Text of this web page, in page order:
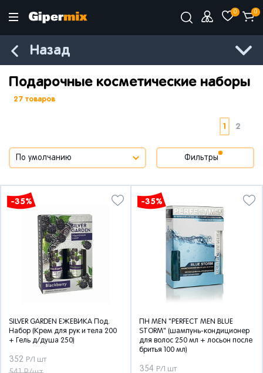
0 0
Назад
Подарочные косметические наборы
27 товаров
1 2
Фильтры
-35%
SILVER GARDEN ЕЖЕВИКА Под.
Набор (Крем для рук и тела 200
+ Гель д/душа 250)
352 Р/1 шт
-35%
ПН MEN "PERFECT MEN BLUE
STORM" (шампунь-кондиционер
для волос 250 мл + лосьон после
бритья 100 мл)
354 Р/1 шт